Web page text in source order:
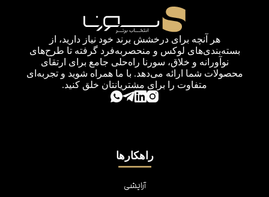
هر آنچه برای درخشش برند خود نیاز دارید، از
بسته‌بندی‌های لوکس و منحصربه‌فرد گرفته تا طرح‌های
نوآورانه و خلاق، سورنا راه‌حلی جامع برای ارتقای
محصولات شما ارائه می‌دهد. با ما همراه شوید و تجربه‌ای
متفاوت را برای مشتریانتان خلق کنید.
راهکارها
آرایشی